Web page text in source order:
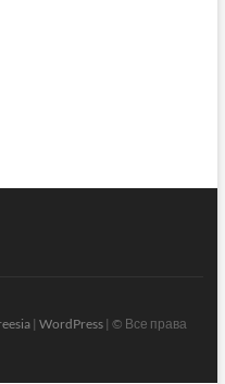
| WordPress| © Все права